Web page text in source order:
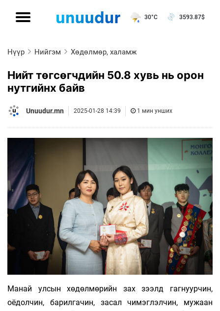
30°C 3593.87$
Нүүр Нийгэм Хөдөлмөр, халамж
Нийт төгсөгчдийн 50.8 хувь нь орон
нутгийнх байв
Unuudur.mn 2025-01-28 14:39 1 мин унших
Манай улсын хөдөлмөрийн зах зээлд гагнуурчин,
оёдолчин, барилгачин, засал чимэглэлчин, мужаан